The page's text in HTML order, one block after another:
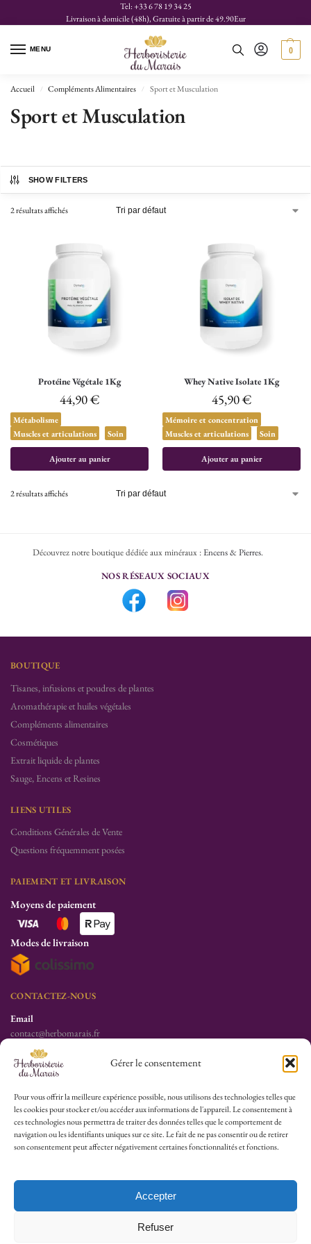
Gérer le consentement
Pour vous offrir la meilleure expérience possible, nous utilisons des technologies telles que
les cookies pour stocker et/ou accéder aux informations de l'appareil. Le consentement à
ces technologies nous permettra de traiter des données telles que le comportement de
navigation ou les identifiants uniques sur ce site. Le fait de ne pas consentir ou de retirer
son consentement peut affecter négativement certaines fonctionnalités et fonctions.
Accepter
Refuser
Tel: +33 6 78 19 34 25
Livraison à domicile (48h), Gratuite à partir de 49.90Eur
MENU 0
Accueil / Compléments Alimentaires / Sport et Musculation
Sport et Musculation
SHOW FILTERS
2 résultats affichés
Protéine Végétale 1Kg
44,90€
Métabolisme
Muscles et articulations
Soin
Ajouter au panier
Whey Native Isolate 1Kg
45,90€
Mémoire et concentration
Muscles et articulations
Soin
Ajouter au panier
2 résultats affichés
Découvrez notre boutique dédiée aux minéraux :Encens & Pierres.
NOS RÉSEAUX SOCIAUX
BOUTIQUE
Tisanes, infusions et poudres de plantes
Aromathérapie et huiles végétales
Compléments alimentaires
Cosmétiques
Extrait liquide de plantes
Sauge, Encens et Resines
LIENS UTILES
Conditions Générales de Vente
Questions fréquemment posées
PAIEMENT ET LIVRAISON
Moyens de paiement
Modes de livraison
CONTACTEZ-NOUS
Email
contact@herbomarais.fr
Téléphone
+33 6 78 19 34 25
S’adresser à l’herboristerie :
6 rue des Filles du Calvaire
75003 Paris
France
Lu-Sa : 10h30/13h30 – 14h30/19h30
Dim (Oct à Mai) : 12h/17h30